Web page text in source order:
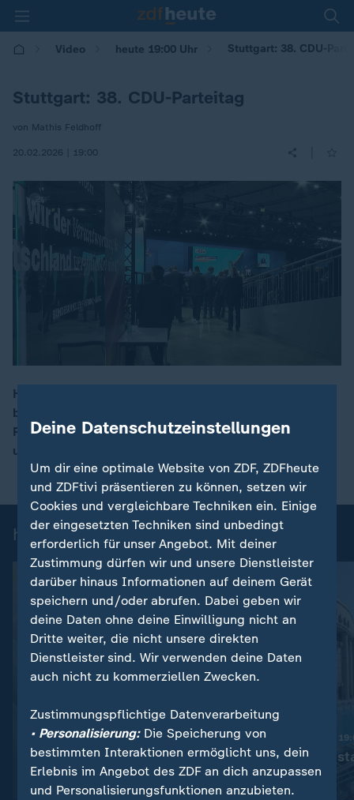
Video heute 19:00 Uhr Stuttgart: 38. CDU-
Stuttgart: 38. CDU-Parteitag
von Mathis Feldhoff
20.02.2026 | 19:00
00:17
Heute hat der CDU-Bundesparteitag in Stuttgart
begonnen. Bundeskanzler Merz räumte in seiner Rede
Fehler der Koalition ein, kündigte neue Reformen an
und rief zur Geschlossenheit auf.
heute 19:00 Uhr: Einzelbeiträge
Nachrichten | heute 19:00 Uhr:
Trotz Krieg:
Leihmutterschaft in der
Ukraine
Nachrichten | heute
Schwimmbad
Video
Deine Datenschutzeinstellungen
Um dir eine optimale Website von ZDF, ZDFheute
und ZDFtivi präsentieren zu können, setzen wir
Cookies und vergleichbare Techniken ein. Einige
der eingesetzten Techniken sind unbedingt
erforderlich für unser Angebot. Mit deiner
Zustimmung dürfen wir und unsere Dienstleister
darüber hinaus Informationen auf deinem Gerät
speichern und/oder abrufen. Dabei geben wir
deine Daten ohne deine Einwilligung nicht an
Dritte weiter, die nicht unsere direkten
Dienstleister sind. Wir verwenden deine Daten
auch nicht zu kommerziellen Zwecken.
Zustimmungspflichtige Datenverarbeitung
• Personalisierung:Die Speicherung von
bestimmten Interaktionen ermöglicht uns, dein
Erlebnis im Angebot des ZDF an dich anzupassen
und Personalisierungsfunktionen anzubieten.